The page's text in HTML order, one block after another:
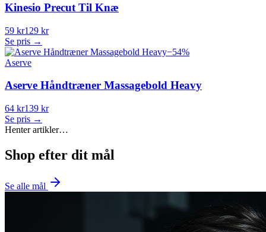
Kinesio Precut Til Knæ
59 kr129 kr
Se pris →
−54%
Aserve
Aserve Håndtræner Massagebold Heavy
64 kr139 kr
Se pris →
Henter artikler…
Shop efter dit mål
Se alle mål